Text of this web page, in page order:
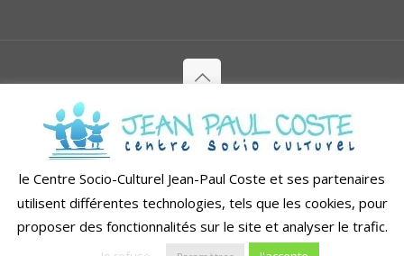
Copyright depuis 1998-2026© CENTRE SOCIO CULTUREL
JEAN PAUL COSTE - Tous droits réservés
Conception & réalisation par
communication digitale
Politique de confidentialité
le Centre Socio-Culturel Jean-Paul Coste et ses partenaires
utilisent différentes technologies, tels que les cookies, pour
proposer des fonctionnalités sur le site et analyser le trafic.